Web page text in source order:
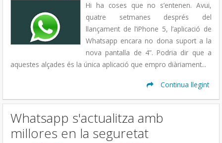
Hi ha coses que no s’entenen. Avui,
quatre setmanes després del
llançament de l’iPhone 5, l’aplicació de
Whatsapp encara no dona suport a la
nova pantalla de 4”. Podria dir que a
aquestes alçades és la única aplicació que empro diàriament...
Continua llegint
Whatsapp s'actualitza amb
millores en la seguretat